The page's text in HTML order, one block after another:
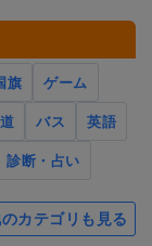
旗
ゲーム
バス
英語
診断・占い
カテゴリも見る